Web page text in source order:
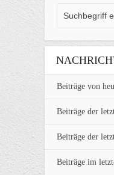
Beiträge von
Beiträge der
Beiträge der
Beiträge im